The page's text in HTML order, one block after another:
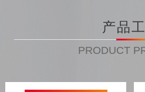
产品
PRODUCT